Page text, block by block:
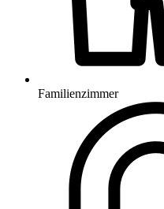
Familienzimmer